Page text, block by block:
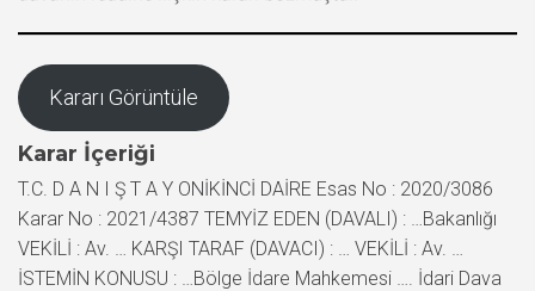
Kararı Görüntüle
Karar İçeriği
T.C. D A N I Ş T A Y ONİKİNCİ DAİRE Esas No : 2020/3086
Karar No : 2021/4387 TEMYİZ EDEN (DAVALI) : …Bakanlığı
VEKİLİ : Av. … KARŞI TARAF (DAVACI) : … VEKİLİ : Av. …
İSTEMİN KONUSU : …Bölge İdare Mahkemesi …. İdari Dava